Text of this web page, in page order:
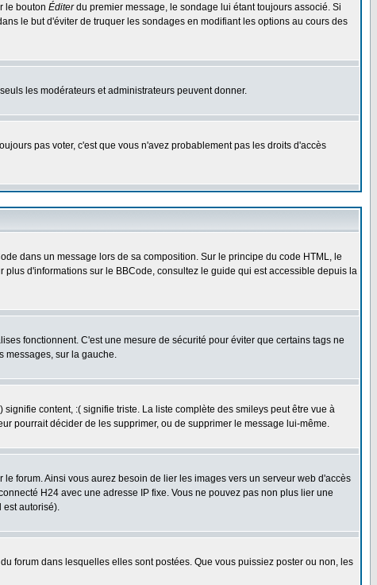
le bouton Éditerdu premier message, le sondage lui étant toujours associé. Si
le but d'éviter de truquer les sondages en modifiant les options au cours des
les modérateurs et administrateurs peuvent donner.
pas voter, c'est que vous n'avez probablement pas les droits d'accès
dans un message lors de sa composition. Sur le principe du code HTML, le
d'informations sur le BBCode, consultez le guide qui est accessible depuis la
fonctionnent. C'est une mesure de sécurité pour éviter que certains tags ne
messages, sur la gauche.
content, :( signifie triste. La liste complète des smileys peut être vue à
pourrait décider de les supprimer, ou de supprimer le message lui-même.
forum. Ainsi vous aurez besoin de lier les images vers un serveur web d'accès
H24 avec une adresse IP fixe. Vous ne pouvez pas non plus lier une
est autorisé).
forum dans lesquelles elles sont postées. Que vous puissiez poster ou non, les